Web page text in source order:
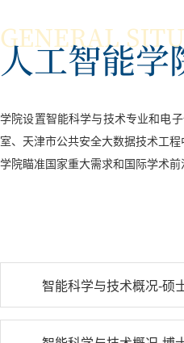
学院设置智能科学与技术专业和电
室、天津市公共安全大数据技术工
学院瞄准国家重大需求和国际学术
智能科学与技术概况-硕